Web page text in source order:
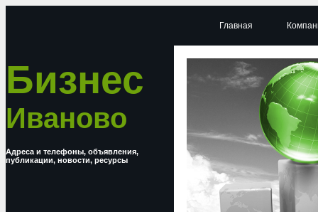
Бизнес
Иваново
Адреса и телефоны, объявления,
публикации, новости, ресурсы
Главная